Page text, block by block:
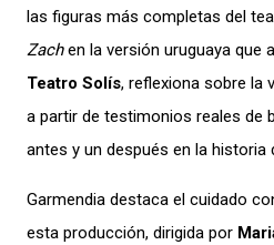
las figuras más completas del
Zachen la versión uruguaya que
Teatro Solís, reflexiona sobre la
a partir de testimonios reales de
antes y un después en la historia
Garmendia destaca el cuidado
esta producción, dirigida por